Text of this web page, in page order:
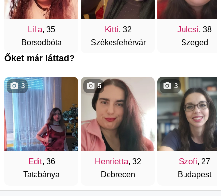
Lilla, 35
Borsodbóta
Kitti, 32
Székesfehérvár
Julcsi, 38
Szeged
Őket már láttad?
Edit, 36
Tatabánya
3
Henrietta, 32
Debrecen
5
Szofi, 27
Budapest
3